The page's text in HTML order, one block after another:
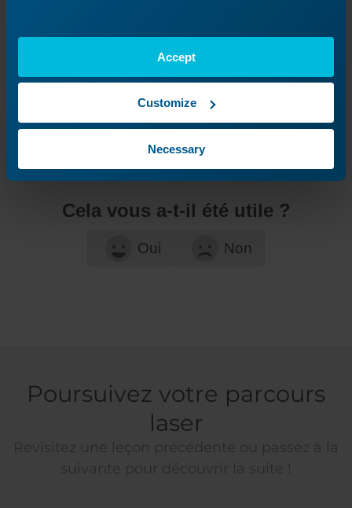
Accept
Customize
Necessary
Cela vous a-t-il été utile ?
Oui Non
Poursuivez votre parcours
laser